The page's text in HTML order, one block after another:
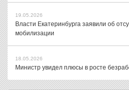
19.05.2026
Власти Екатеринбурга заявили об
мобилизации
18.05.2026
Министр увидел плюсы в росте